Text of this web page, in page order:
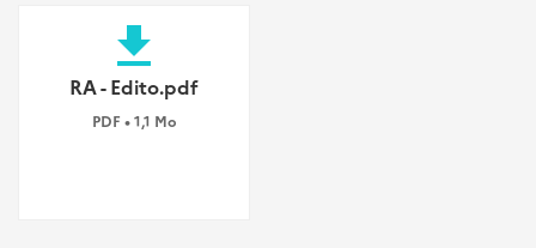
file_download
RA - Edito.pdf
PDF • 1,1 Mo